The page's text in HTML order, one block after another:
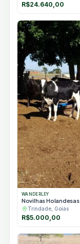
R$24.640,00
WANDERLEY
Novilhas Holandesas
Trindade, Goiás
R$5.000,00